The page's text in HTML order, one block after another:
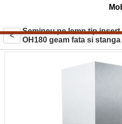
<
Semineu pe lemn tip
OH180 geam fata si stanga